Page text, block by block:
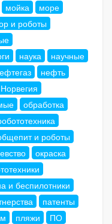
мойка
море
и роботы
наука
научные
нефть
Норвегия
обработка
и роботы
окраска
и беспилотники
патенты
пляжи
ПО